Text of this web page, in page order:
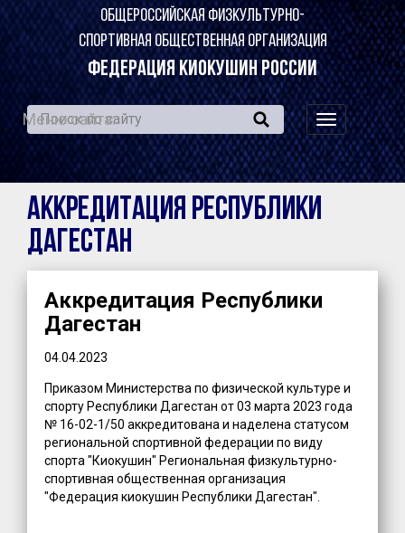
ОБЩЕРОССИЙСКАЯ ФИЗКУЛЬТУРНО-
СПОРТИВНАЯ ОБЩЕСТВЕННАЯ ОРГАНИЗАЦИЯ
ФЕДЕРАЦИЯ КИОКУШИН РОССИИ
навигация
по
сайту
Меню сайта:
Аккредитация Республики
Дагестан
Аккредитация Республики
Дагестан
04.04.2023
Приказом Министерства по физической культуре и
спорту Республики Дагестан от 03 марта 2023 года
№ 16-02-1/50 аккредитована и наделена статусом
региональной спортивной федерации по виду
спорта "Киокушин" Региональная физкультурно-
спортивная общественная организация
"Федерация киокушин Республики Дагестан".